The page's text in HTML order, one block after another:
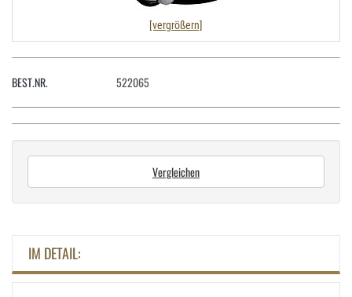
[vergrößern]
BEST.NR. 522065
Vergleichen
IM DETAIL: